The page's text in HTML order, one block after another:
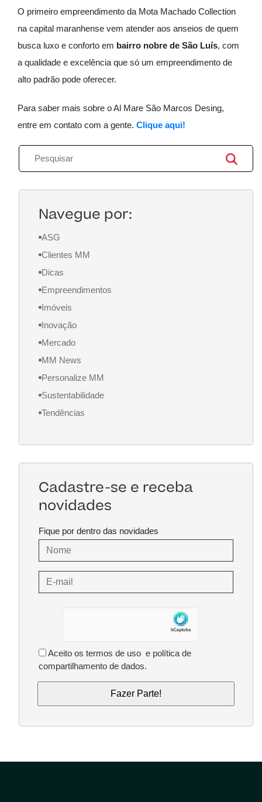
O primeiro empreendimento da Mota Machado Collection
na capital maranhense vem atender aos anseios de quem
busca luxo e conforto em bairro nobre de São Luís, com
a qualidade e excelência que só um empreendimento de
alto padrão pode oferecer.
Para saber mais sobre o Al Mare São Marcos Desing,
entre em contato com a gente. Clique aqui!
Navegue por:
ASG
Clientes MM
Dicas
Empreendimentos
Imóveis
Inovação
Mercado
MM News
Personalize MM
Sustentabilidade
Tendências
Cadastre-se e receba
novidades
Fique por dentro das novidades
Aceito os termos de uso e política de
compartilhamento de dados.